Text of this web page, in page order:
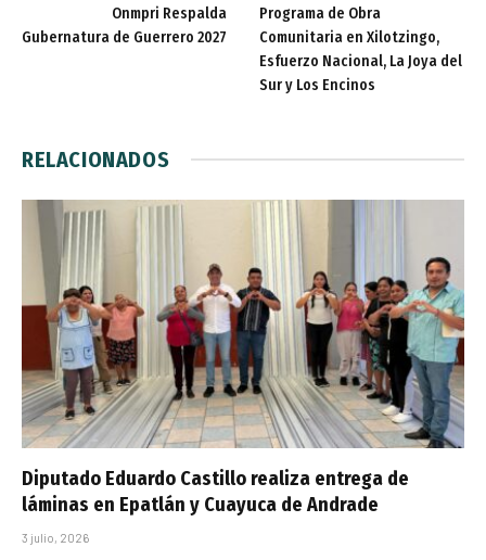
Onmpri Respalda
Gubernatura de Guerrero 2027
Programa de Obra
Comunitaria en Xilotzingo,
Esfuerzo Nacional, La Joya del
Sur y Los Encinos
RELACIONADOS
Diputado Eduardo Castillo realiza entrega de
láminas en Epatlán y Cuayuca de Andrade
3 julio, 2026